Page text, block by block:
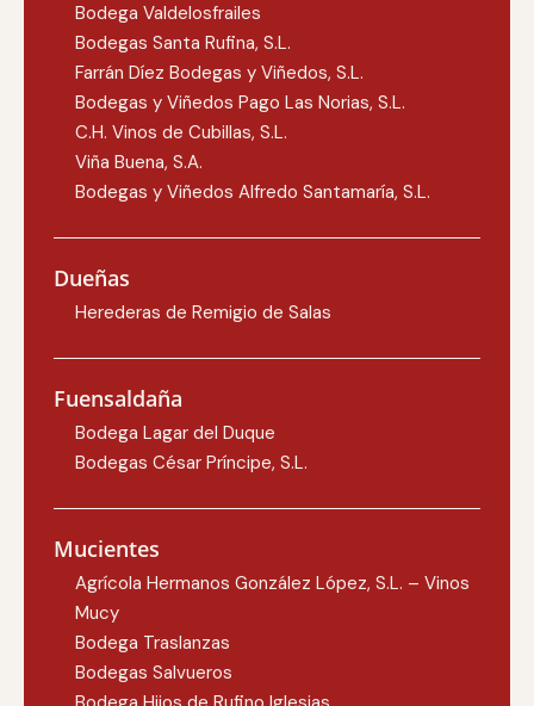
Bodega Valdelosfrailes
Bodegas Santa Rufina, S.L.
Farrán Díez Bodegas y Viñedos, S.L.
Bodegas y Viñedos Pago Las Norias, S.L.
C.H. Vinos de Cubillas, S.L.
Viña Buena, S.A.
Bodegas y Viñedos Alfredo Santamaría, S.L.
Dueñas
Herederas de Remigio de Salas
Fuensaldaña
Bodega Lagar del Duque
Bodegas César Príncipe, S.L.
Mucientes
Agrícola Hermanos González López, S.L. – Vinos
Mucy
Bodega Traslanzas
Bodegas Salvueros